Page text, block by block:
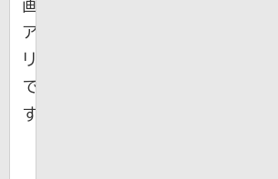
ア
リ
で
す。